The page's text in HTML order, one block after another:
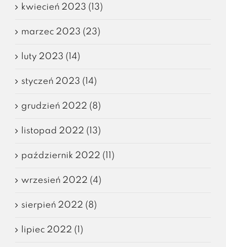
kwiecień 2023 (13)
marzec 2023 (23)
luty 2023 (14)
styczeń 2023 (14)
grudzień 2022 (8)
listopad 2022 (13)
październik 2022 (11)
wrzesień 2022 (4)
sierpień 2022 (8)
lipiec 2022 (1)